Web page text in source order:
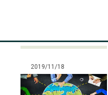
2019/11/18